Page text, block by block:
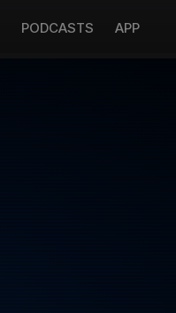
PODCASTS APP